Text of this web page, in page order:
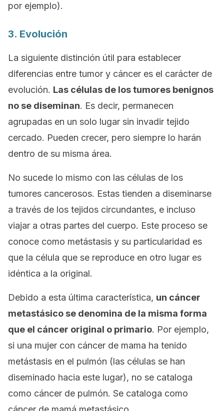
por ejemplo).
3. Evolución
La siguiente distinción útil para establecer
diferencias entre tumor y cáncer es el carácter de
evolución. Las células de los tumores benignos
no se diseminan. Es decir, permanecen
agrupadas en un solo lugar sin invadir tejido
cercado. Pueden crecer, pero siempre lo harán
dentro de su misma área.
No sucede lo mismo con las células de los
tumores cancerosos. Estas tienden a diseminarse
a través de los tejidos circundantes, e incluso
viajar a otras partes del cuerpo. Este proceso se
conoce como metástasis y su particularidad es
que la célula que se reproduce en otro lugar es
idéntica a la original.
Debido a esta última característica, un cáncer
metastásico se denomina de la misma forma
que el cáncer original o primario. Por ejemplo,
si una mujer con cáncer de mama ha tenido
metástasis en el pulmón (las células se han
diseminado hacia este lugar), no se cataloga
como cáncer de pulmón. Se cataloga como